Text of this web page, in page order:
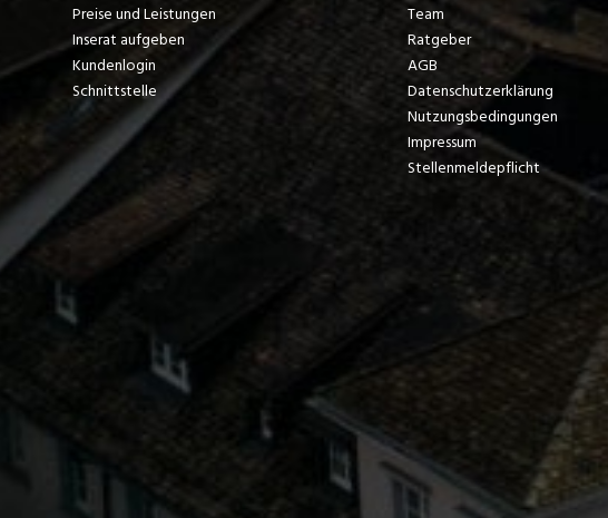
Preise und Leistungen
Inserat aufgeben
Kundenlogin
Schnittstelle
Team
Ratgeber
AGB
Datenschutzerklärung
Nutzungsbedingungen
Impressum
Stellenmeldepflicht